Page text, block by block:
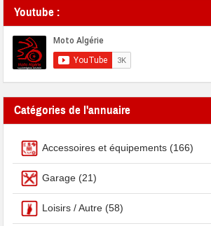
Youtube :
Catégories de l'annuaire
Accessoires et équipements (166)
Garage (21)
Loisirs / Autre (58)